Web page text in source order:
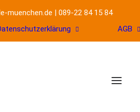
muenchen.de | 089-22 84 15 84
AGB